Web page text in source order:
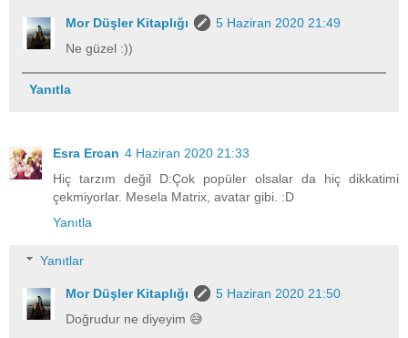
Mor Düşler Kitaplığı
5 Haziran 2020 21:49
Ne güzel :))
Yanıtla
Esra Ercan 4 Haziran 2020 21:33
Hiç tarzım değil D:Çok popüler olsalar da hiç dikkatimi
çekmiyorlar. Mesela Matrix, avatar gibi. :D
Yanıtla
Yanıtlar
Mor Düşler Kitaplığı
5 Haziran 2020 21:50
Doğrudur ne diyeyim 😅